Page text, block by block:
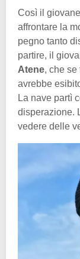
Così il giovane
affrontare la
pegno tanto
partire, il
Atene, che
avrebbe
La nave partì
disperazione.
vedere delle